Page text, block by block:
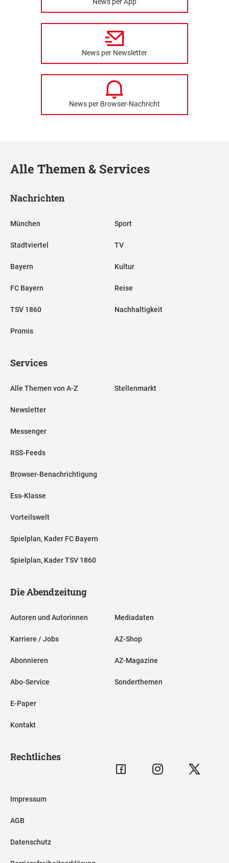
News per Newsletter
News per Browser-Nachricht
Alle Themen & Services
Nachrichten
München
Stadtviertel
Bayern
FC Bayern
TSV 1860
Promis
Sport
TV
Kultur
Reise
Nachhaltigkeit
Services
Alle Themen von A-Z
Newsletter
Messenger
RSS-Feeds
Browser-Benachrichtigung
Ess-Klasse
Vorteilswelt
Spielplan, Kader FC Bayern
Spielplan, Kader TSV 1860
Stellenmarkt
Die Abendzeitung
Autoren und Autorinnen
Karriere / Jobs
Abonnieren
Abo-Service
E-Paper
Kontakt
Mediadaten
AZ-Shop
AZ-Magazine
Sonderthemen
Rechtliches
Impressum
AGB
Datenschutz